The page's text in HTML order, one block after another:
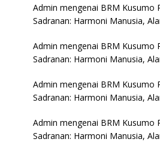
Admin mengenai BRM Kusumo
Sadranan: Harmoni Manusia,
Admin mengenai BRM Kusumo
Sadranan: Harmoni Manusia,
Admin mengenai BRM Kusumo
Sadranan: Harmoni Manusia,
Admin mengenai BRM Kusumo
Sadranan: Harmoni Manusia,